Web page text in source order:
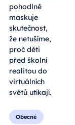
pohodlně
maskuje
skutečnost,
že netušíme,
proč děti
před školní
realitou do
virtuálních
světů utíkají.
Obecné